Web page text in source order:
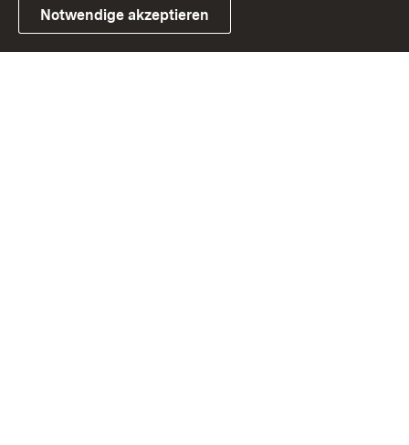
Link zum Landesportal
Notwendige akzeptieren